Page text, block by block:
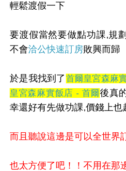
輕鬆渡假一下
要渡假當然要做點功課,規
不會洽公快速訂房敗興而歸
於是我找到了 首爾皇宮森麻
皇宮森麻實飯店 - 首爾後真
幸還好有先做功課,價錢上也
而且聽說這邊是可以全世界
也太方便了吧！！不用在那